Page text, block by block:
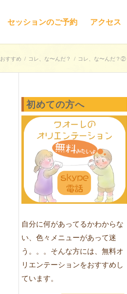
セッションのご予約 アクセス
おすすめ / コレ、な〜んだ？ / コレ、な〜んだ？②
初めての方へ
自分に何があってるかわからな
い、色々メニューがあって迷
う。。。そんな方には、無料オ
リエンテーションをおすすめし
ています。